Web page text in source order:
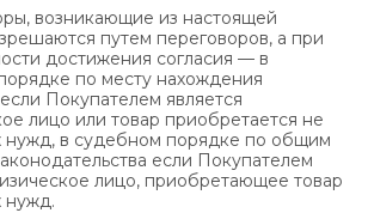
возникающие из настоящей
путем переговоров, а при
достижения согласия — в
по месту нахождения
Покупателем является
лицо или товар приобретается не
нужд, в судебном порядке по общим
если Покупателем
лицо, приобретающее товар
нужд.